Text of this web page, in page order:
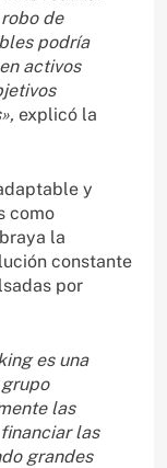
de
podría
activos
explicó la
y
como
la
constante
por
es una
las
las
grandes